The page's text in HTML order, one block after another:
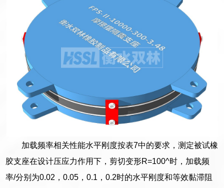
加载频率相关性能水平刚度按表7中的要求，测定被试橡
胶支座在设计压应力作用下，剪切变形R=100^时，加载频
率/分别为0.02，0.05，0.1，0.2时的水平刚度和等效黏滞阻